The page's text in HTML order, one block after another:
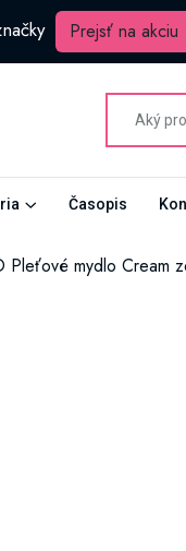
Prejsť na akciu
Časopis
Pleťové mydlo Cream